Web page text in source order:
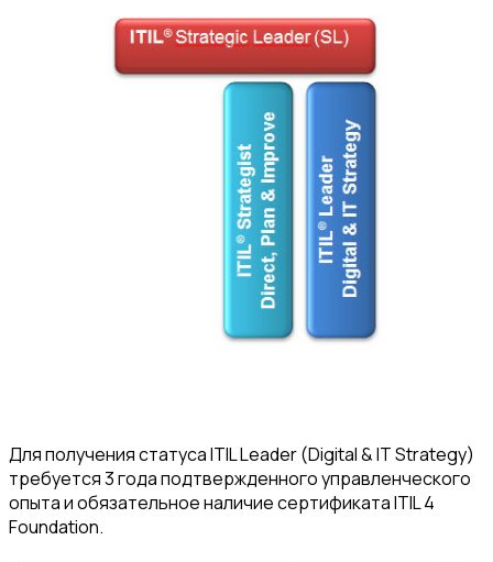
Для получения статуса ITIL Leader (Digital & IT Strategy)
требуется 3 года подтвержденного управленческого
опыта и обязательное наличие сертификата ITIL 4
Foundation.